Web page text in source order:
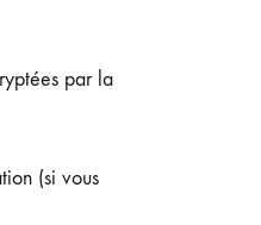
par la
(si vous